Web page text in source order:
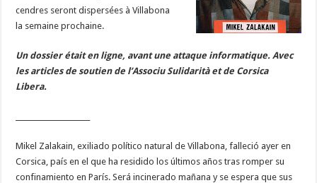
cendres seront dispersées à Villabona
la semaine prochaine.
Un dossier était en ligne, avant une attaque informatique. Avec
les articles de soutien de l’Associu Sulidarità et de Corsica
Libera.
Mikel Zalakain, exiliado político natural de Villabona, falleció ayer en
Corsica, país en el que ha residido los últimos años tras romper su
confinamiento en París. Será incinerado mañana y se espera que sus